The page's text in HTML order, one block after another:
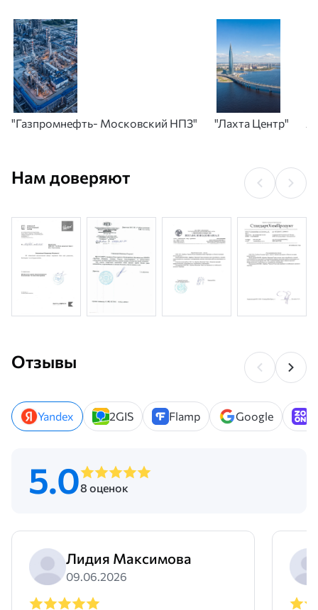
"Газпромнефть- Московский НПЗ" "Лахта Центр"
Нам доверяют
Отзывы
Yandex 2GIS Flamp Google
5.08 оценок
Лидия Максимова
09.06.2026